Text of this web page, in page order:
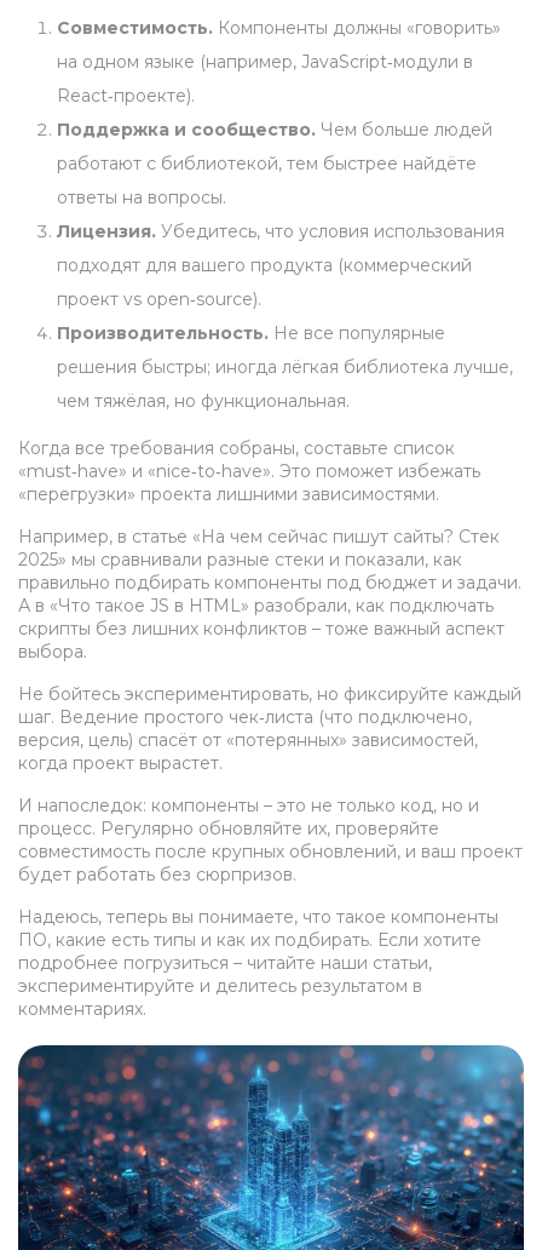
Совместимость. Компоненты должны «говорить»
на одном языке (например, JavaScript‑модули в
React‑проекте).
Поддержка и сообщество. Чем больше людей
работают с библиотекой, тем быстрее найдёте
ответы на вопросы.
Лицензия. Убедитесь, что условия использования
подходят для вашего продукта (коммерческий
проект vs open‑source).
Производительность. Не все популярные
решения быстры; иногда лёгкая библиотека лучше,
чем тяжёлая, но функциональная.
Когда все требования собраны, составьте список
«must‑have» и «nice‑to‑have». Это поможет избежать
«перегрузки» проекта лишними зависимостями.
Например, в статье «На чем сейчас пишут сайты? Стек
2025» мы сравнивали разные стеки и показали, как
правильно подбирать компоненты под бюджет и задачи.
А в «Что такое JS в HTML» разобрали, как подключать
скрипты без лишних конфликтов – тоже важный аспект
выбора.
Не бойтесь экспериментировать, но фиксируйте каждый
шаг. Ведение простого чек‑листа (что подключено,
версия, цель) спасёт от «потерянных» зависимостей,
когда проект вырастет.
И напоследок: компоненты – это не только код, но и
процесс. Регулярно обновляйте их, проверяйте
совместимость после крупных обновлений, и ваш проект
будет работать без сюрпризов.
Надеюсь, теперь вы понимаете, что такое компоненты
ПО, какие есть типы и как их подбирать. Если хотите
подробнее погрузиться – читайте наши статьи,
экспериментируйте и делитесь результатом в
комментариях.